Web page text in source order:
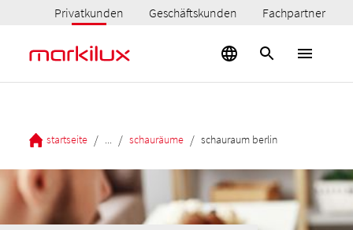
Privatkunden Geschäftskunden Fachpartner
startseite / / schauräume / schauraum berlin